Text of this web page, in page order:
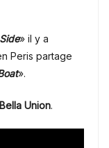
» il y a
Peris partage
».
Bella Union.